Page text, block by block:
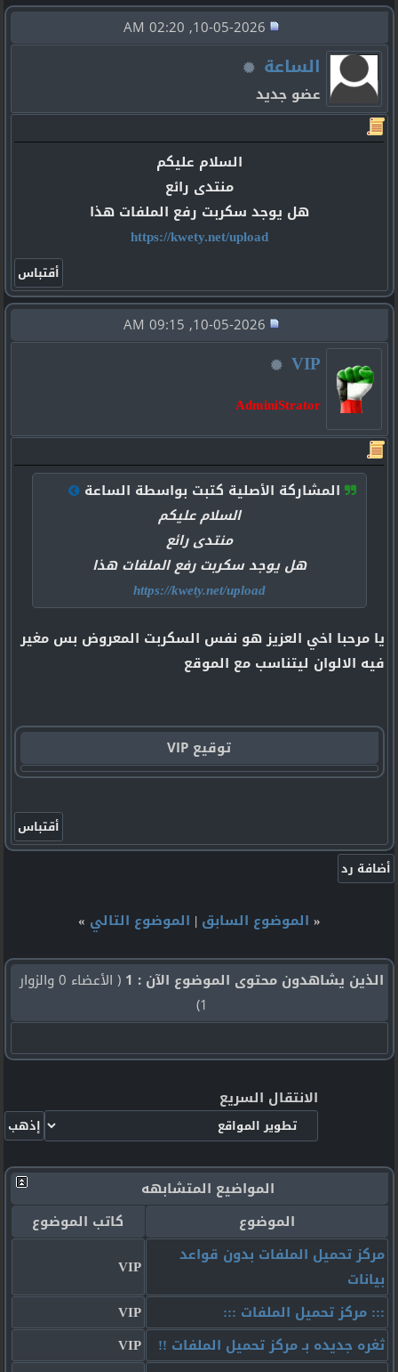
الساعة
عضو جديد
السلام عليكم
منتدى رائع
هل يوجد سكربت رفع الملفات هذا
https://kwety.net/upload
VIP
AdminiStrator
المشاركة الأصلية كتبت بواسطة الساعة
السلام عليكم
منتدى رائع
هل يوجد سكربت رفع الملفات هذا
https://kwety.net/upload
يا مرحبا اخي العزيز هو نفس السكربت المعروض بس مغير
فيه الالوان ليتناسب مع الموقع
توقيع VIP
« الموضوع السابق | الموضوع التالي »
الذين يشاهدون محتوى الموضوع الآن : 1
( الأعضاء 0 والزوار
1)
الانتقال السريع
المواضيع المتشابهه
الموضوع
كاتب الموضوع
مركز تحميل الملفات بدون قواعد
بيانات
VIP
::: مركز تحميل الملفات :::
VIP
ثغره جديده بـ مركز تحميل الملفات !!
VIP